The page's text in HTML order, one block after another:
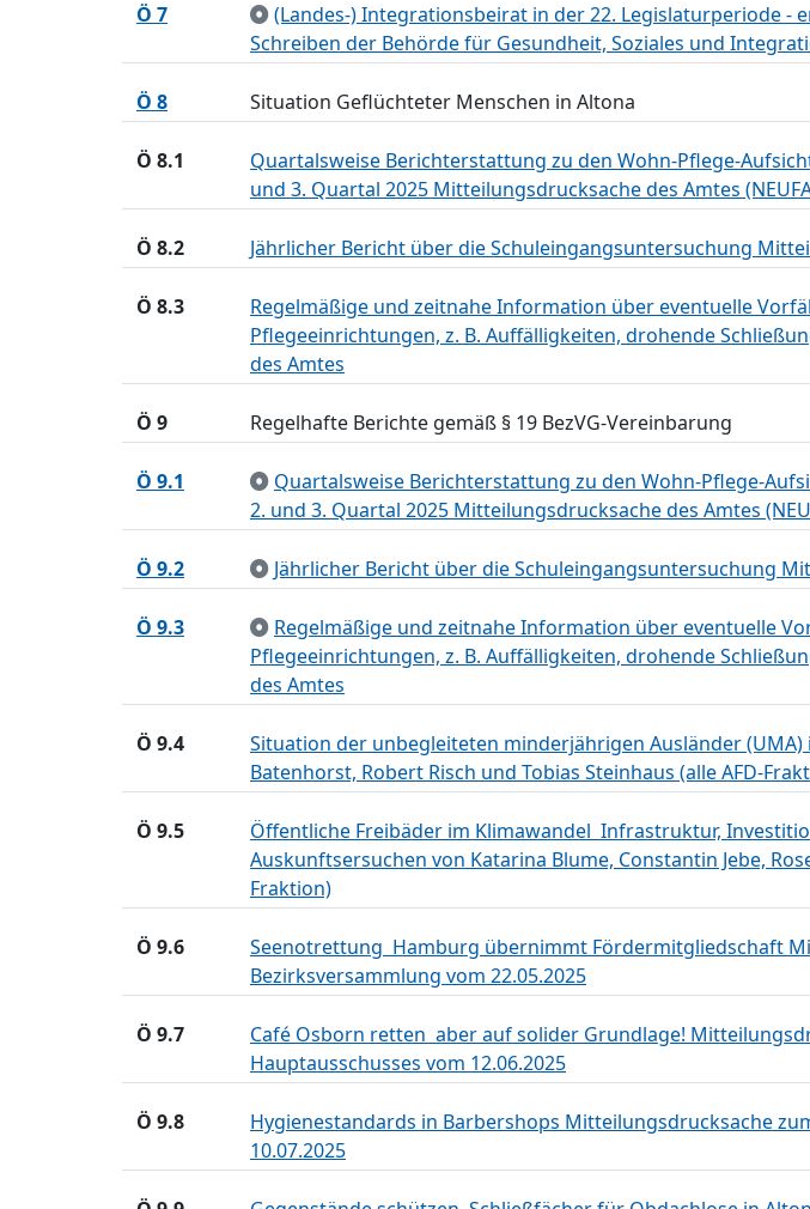
Ö 7
(Landes-) Integrationsbeirat in der 22. Legislaturperiode -
Schreiben der Behörde für Gesundheit, Soziales und
Ö 8 Situation Geflüchteter Menschen in Altona
Ö 8.1
Quartalsweise Berichterstattung zu den Wohn-Pflege-
und 3. Quartal 2025 Mitteilungsdrucksache des Amtes
Ö 8.2 Jährlicher Bericht über die Schuleingangsuntersuchung
Ö 8.3
Regelmäßige und zeitnahe Information über eventuelle
Pflegeeinrichtungen, z. B. Auffälligkeiten, drohende
des Amtes
Ö 9 Regelhafte Berichte gemäß § 19 BezVG-Vereinbarung
Ö 9.1
Quartalsweise Berichterstattung zu den Wohn-Pflege-
2. und 3. Quartal 2025 Mitteilungsdrucksache des Amtes
Ö 9.2 Jährlicher Bericht über die Schuleingangsuntersuchung
Ö 9.3
Regelmäßige und zeitnahe Information über eventuelle
Pflegeeinrichtungen, z. B. Auffälligkeiten, drohende
des Amtes
Ö 9.4
Situation der unbegleiteten minderjährigen Ausländer
Batenhorst, Robert Risch und Tobias Steinhaus (alle AFD-
Ö 9.5
Öffentliche Freibäder im Klimawandel  Infrastruktur,
Auskunftsersuchen von Katarina Blume, Constantin Jebe,
Fraktion)
Ö 9.6
Seenotrettung  Hamburg übernimmt Fördermitgliedschaft
Bezirksversammlung vom 22.05.2025
Ö 9.7
Café Osborn retten  aber auf solider Grundlage!
Hauptausschusses vom 12.06.2025
Ö 9.8
Hygienestandards in Barbershops Mitteilungsdrucksache
10.07.2025